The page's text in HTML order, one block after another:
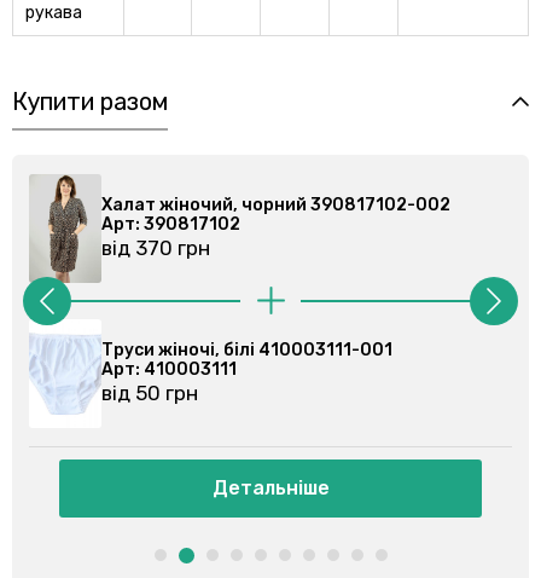
рукава
Купити разом
жіночий, чорний 390817102-002
390817102
370 грн
жіночі, білі 410003111-001
410003111
50 грн
Детальніше